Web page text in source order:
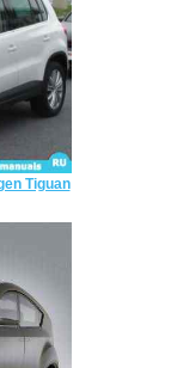
Tiguan